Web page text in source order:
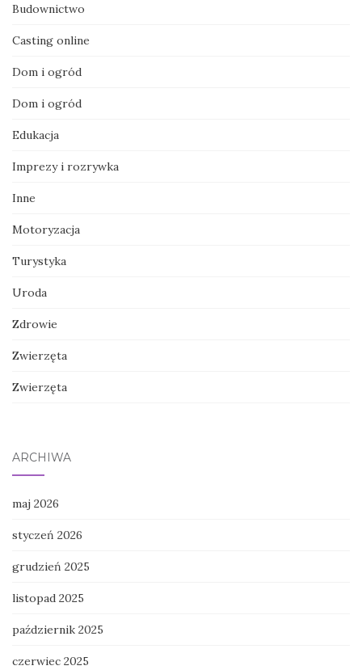
Budownictwo
Casting online
Dom i ogród
Dom i ogród
Edukacja
Imprezy i rozrywka
Inne
Motoryzacja
Turystyka
Uroda
Zdrowie
Zwierzęta
Zwierzęta
ARCHIWA
maj 2026
styczeń 2026
grudzień 2025
listopad 2025
październik 2025
czerwiec 2025